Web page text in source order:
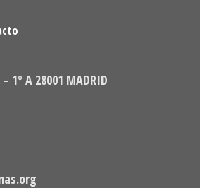
1º A 28001 MADRID